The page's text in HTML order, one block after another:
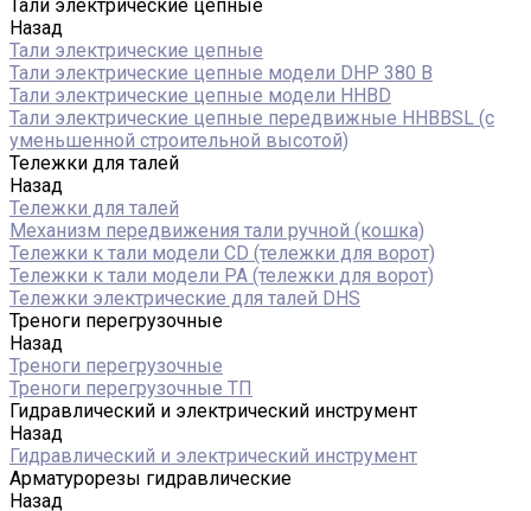
Тали электрические цепные
Назад
Тали электрические цепные
Тали электрические цепные модели DHP 380 В
Тали электрические цепные модели HHBD
Тали электрические цепные передвижные HHBBSL (с
уменьшенной строительной высотой)
Тележки для талей
Назад
Тележки для талей
Механизм передвижения тали ручной (кошка)
Тележки к тали модели CD (тележки для ворот)
Тележки к тали модели РА (тележки для ворот)
Тележки электрические для талей DHS
Треноги перегрузочные
Назад
Треноги перегрузочные
Треноги перегрузочные ТП
Гидравлический и электрический инструмент
Назад
Гидравлический и электрический инструмент
Арматурорезы гидравлические
Назад